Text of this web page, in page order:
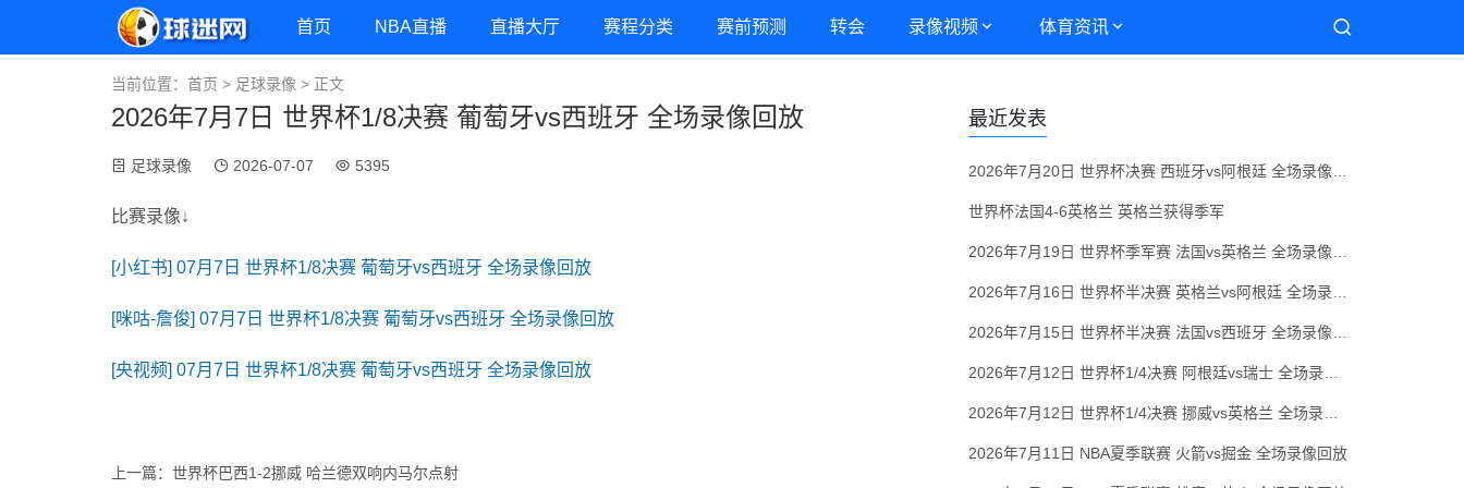
首页 NBA直播 直播大厅 赛程分类 赛前预测 转会 录像视频 体育资讯
当前位置： 首页 > 足球录像 > 正文
2026年7月7日 世界杯1/8决赛 葡萄牙vs西班牙 全场录像回放
足球录像 2026-07-07 5395
比赛录像↓
[小红书] 07月7日 世界杯1/8决赛 葡萄牙vs西班牙 全场录像回放
[咪咕-詹俊] 07月7日 世界杯1/8决赛 葡萄牙vs西班牙 全场录像回放
[央视频] 07月7日 世界杯1/8决赛 葡萄牙vs西班牙 全场录像回放
上一篇： 世界杯巴西1-2挪威 哈兰德双响内马尔点射
最近发表
世界杯法国4-6英格兰 英格兰获得季军
2026年7月16日 世界杯半决赛 英格兰vs阿根廷 全场录像回放
2026年7月12日 世界杯1/4决赛 阿根廷vs瑞士 全场录像回放
2026年7月12日 世界杯1/4决赛 挪威vs英格兰 全场录像回放
2026年7月11日 NBA夏季联赛 火箭vs掘金 全场录像回放